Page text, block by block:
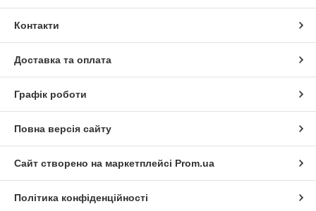
Контакти
Доставка та оплата
Графік роботи
Повна версія сайту
Сайт створено на маркетплейсі Prom.ua
Політика конфіденційності